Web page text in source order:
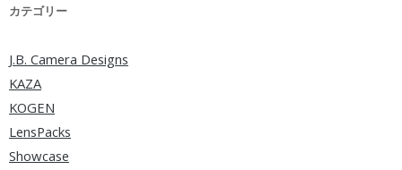
カテゴリー
J.B. Camera Designs
KAZA
KOGEN
LensPacks
Showcase